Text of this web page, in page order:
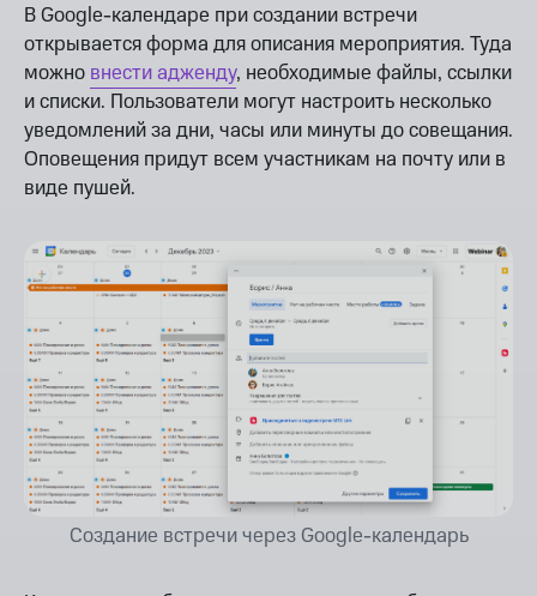
В Google-календаре при создании встречи
открывается форма для описания мероприятия. Туда
можно внести адженду, необходимые файлы, ссылки
и списки. Пользователи могут настроить несколько
уведомлений за дни, часы или минуты до совещания.
Оповещения придут всем участникам на почту или в
виде пушей.
Создание встречи через Google-календарь